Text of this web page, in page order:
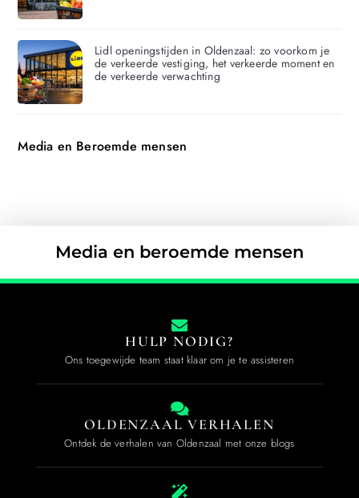
Lidl openingstijden in Oldenzaal: zo voorkom je
de verkeerde vestiging, het verkeerde moment en
de verkeerde verwachting
Media en Beroemde mensen
Media en beroemde mensen
HULP NODIG?
Ons toegewijde team staat klaar om je te assisteren
OLDENZAAL VERHALEN
Ontdek de verhalen van Oldenzaal met onze blogs